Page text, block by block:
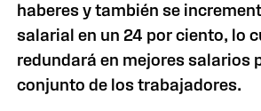
haberes y también se
salarial en un 24 por ciento, lo
redundará en mejores salarios
conjunto de los trabajadores.